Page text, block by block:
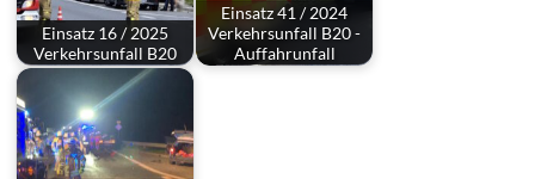
Einsatz 16 / 2025
Verkehrsunfall B20
Einsatz 41 / 2024
Verkehrsunfall B20 -
Auffahrunfall